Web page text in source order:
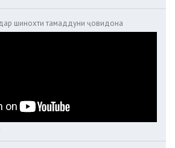
шинохти тамаддуни ҷовидона